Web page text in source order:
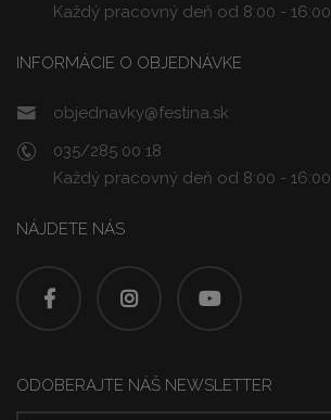
Každý pracovný deň od 8:00 - 16:00
INFORMÁCIE O OBJEDNÁVKE
objednavky@festina.sk
035/285 00 18
Každý pracovný deň od 8:00 - 16:00
NÁJDETE NÁS
ODOBERAJTE NÁŠ NEWSLETTER